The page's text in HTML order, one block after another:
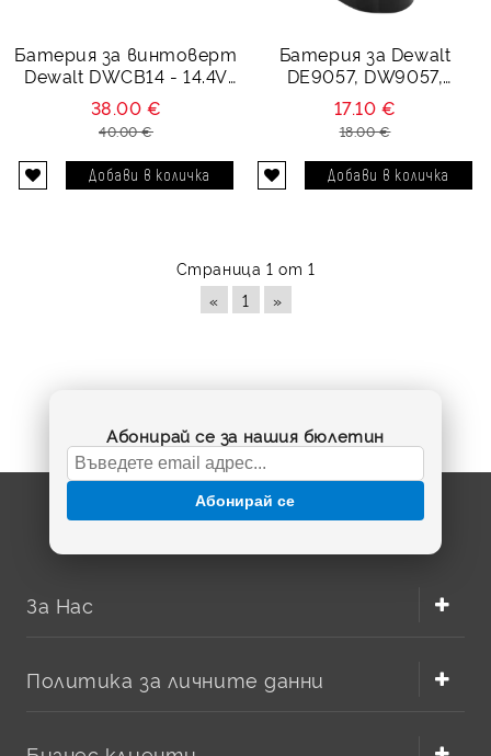
Батерия за винтоверт
Dewalt DWCB14 - 14.4V
3000 mAh
38.00 €
40.00 €
Батерия за Dewalt
DE9057, DW9057,
DE9085 - 7.2V 3000 mAh
17.10 €
18.00 €
Страница 1 от 1
«
1 »
Абонирай се за нашия бюлетин
Абонирай се
За Нас
Политика за личните данни